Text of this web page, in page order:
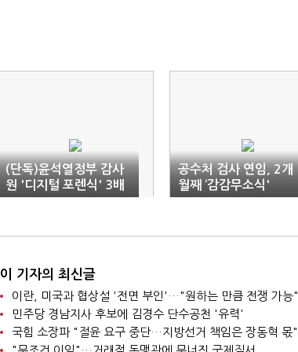
(단독)윤석열정부 감사
원 '디지털 포렌식' 3배
폭증
공수처 검사 연임, 2개
월째 ‘감감무소식'
이 기자의 최신글
이란, 미국과 협상설 '전면 부인'…"원하는 만큼 전쟁 가능"
민주당 경남지사 후보에 김경수 단수공천 '유력'
국힘 소장파 "절윤 요구 중단…지방선거 책임은 장동혁 몫"